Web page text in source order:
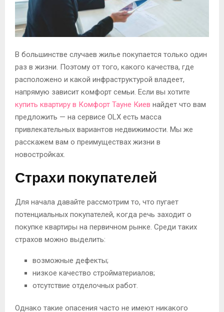
В большинстве случаев жилье покупается только один
раз в жизни. Поэтому от того, какого качества, где
расположено и какой инфраструктурой владеет,
напрямую зависит комфорт семьи. Если вы хотите
купить квартиру в Комфорт Тауне Киев найдет что вам
предложить — на сервисе OLX есть масса
привлекательных вариантов недвижимости. Мы же
расскажем вам о преимуществах жизни в
новостройках.
Страхи покупателей
Для начала давайте рассмотрим то, что пугает
потенциальных покупателей, когда речь заходит о
покупке квартиры на первичном рынке. Среди таких
страхов можно выделить:
возможные дефекты;
низкое качество стройматериалов;
отсутствие отделочных работ.
Однако такие опасения часто не имеют никакого